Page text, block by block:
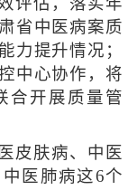
评估，落实年
省中医病案质
力提升情况；
中心协作，将
合开展质量管
皮肤病、中医
医肺病这6个